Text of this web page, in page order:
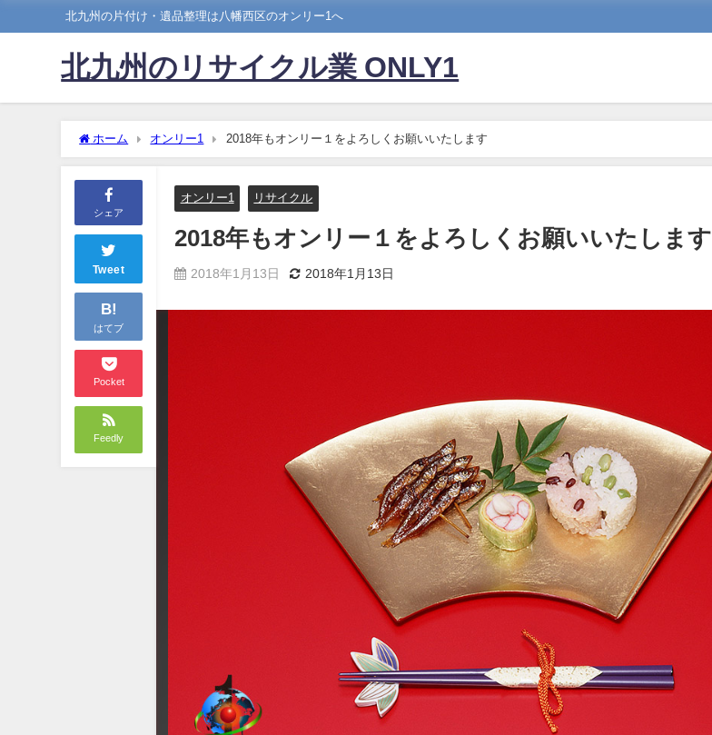
北九州の片付け・遺品整理は八幡西区のオンリー1へ
北九州のリサイクル業 ONLY1
ホーム オンリー1 2018年もオンリー１をよろしくお願いいたします
シェア
Tweet
B!
はてブ
Pocket
Feedly
オンリー1 リサイクル
2018年もオンリー１をよろしくお願いいたします
2018年1月13日 2018年1月13日